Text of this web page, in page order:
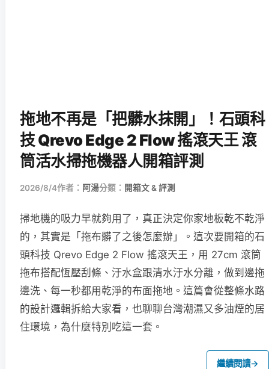
拖地不再是「把髒水抹開」！石頭科
技 Qrevo Edge 2 Flow 搖滾天王 滾
筒活水掃拖機器人開箱評測
2026/8/4作者： 阿湯分類： 開箱文 & 評測
掃地機的吸力早就夠用了，真正決定你家地板乾不乾淨
的，其實是「拖布髒了之後怎麼辦」。這次要開箱的石
頭科技 Qrevo Edge 2 Flow 搖滾天王，用 27cm 滾筒
拖布搭配恆壓刮條、汙水盒跟清水汙水分離，做到邊拖
邊洗、每一秒都用乾淨的布面拖地。這篇會從整條水路
的設計邏輯拆給大家看，也聊聊台灣潮濕又多油煙的居
住環境，為什麼特別吃這一套。
繼續閱讀→